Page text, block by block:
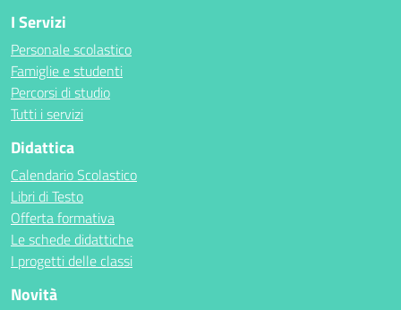
I Servizi
Personale scolastico
Famiglie e studenti
Percorsi di studio
Tutti i servizi
Didattica
Calendario Scolastico
Libri di Testo
Offerta formativa
Le schede didattiche
I progetti delle classi
Novità